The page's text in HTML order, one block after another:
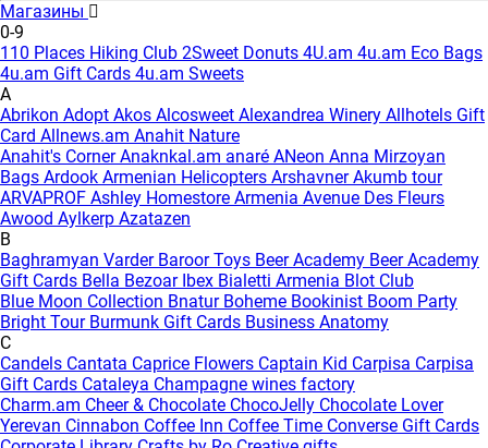
Магазины
0-9
110 Places Hiking Club 2Sweet Donuts 4U.am 4u.am Eco Bags
4u.am Gift Cards 4u.am Sweets
A
Abrikon Adopt Akos Alcosweet Alexandrea Winery Allhotels Gift
Card Allnews.am Anahit Nature
Anahit's CornerAnaknkal.am anaré ANeon Anna Mirzoyan
Bags Ardook Armenian Helicopters Arshavner Akumb tour
ARVAPROF Ashley Homestore Armenia Avenue Des Fleurs
Awood Aylkerp Azatazen
B
Baghramyan Varder Baroor Toys Beer Academy Beer Academy
Gift Cards Bella Bezoar Ibex Bialetti Armenia Blot Club
Blue Moon Collection Bnatur Boheme Bookinist Boom Party
Bright Tour Burmunk Gift Cards Business Anatomy
C
Candels Cantata Caprice Flowers Captain Kid Carpisa Carpisa
Gift Cards Cataleya Champagne wines factory
Charm.am Cheer & Chocolate ChocoJelly Chocolate Lover
Yerevan Cinnabon Coffee Inn Coffee Time Converse Gift Cards